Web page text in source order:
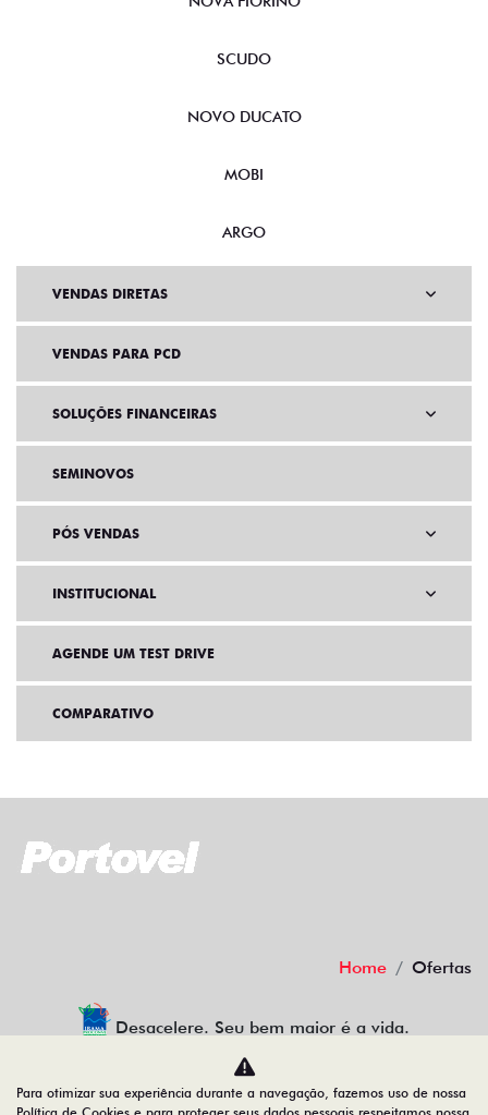
SCUDO
NOVO DUCATO
MOBI
ARGO
VENDAS DIRETAS
VENDAS PARA PCD
SOLUÇÕES FINANCEIRAS
SEMINOVOS
PÓS VENDAS
INSTITUCIONAL
AGENDE UM TEST DRIVE
COMPARATIVO
Home Ofertas
Desacelere. Seu bem maior é a vida.
Para otimizar sua experiência durante a navegação, fazemos uso de nossa